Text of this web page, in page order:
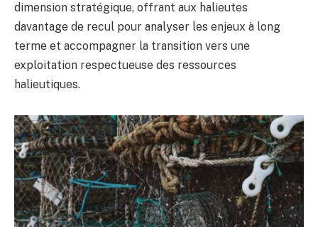
dimension stratégique, offrant aux halieutes
davantage de recul pour analyser les enjeux à long
terme et accompagner la transition vers une
exploitation respectueuse des ressources
halieutiques.